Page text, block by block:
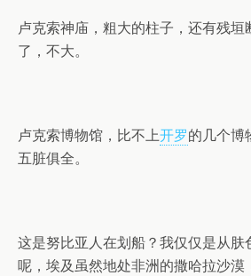
卢克索神庙，粗大的柱子，还有残
了，不大。
卢克索博物馆，比不上开罗的几个博
五脏俱全。
这是努比亚人在划船？我仅仅是从肤
呢，埃及虽然地处非洲的撒哈拉沙漠